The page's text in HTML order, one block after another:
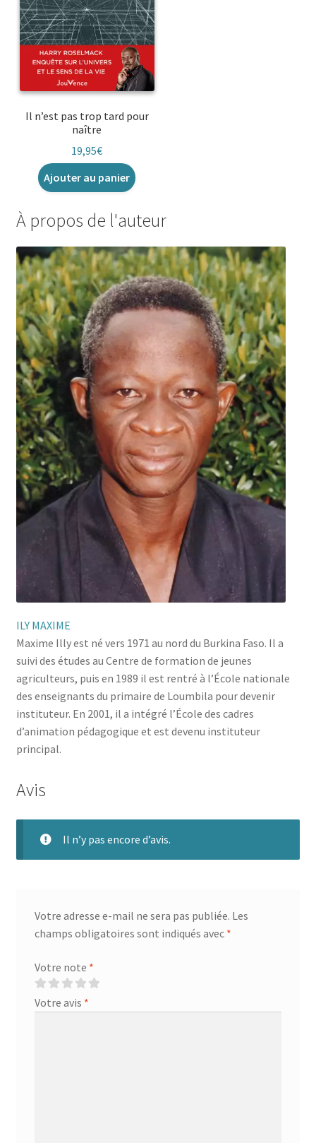
Il n’est pas trop tard pour
naître
19,95€
Ajouter au panier
À propos de l'auteur
ILY MAXIME
Maxime Illy est né vers 1971 au nord du Burkina Faso. Il a
suivi des études au Centre de formation de jeunes
agriculteurs, puis en 1989 il est rentré à l’École nationale
des enseignants du primaire de Loumbila pour devenir
instituteur. En 2001, il a intégré l’École des cadres
d’animation pédagogique et est devenu instituteur
principal.
Avis
Il n’y pas encore d’avis.
Votre adresse e-mail ne sera pas publiée. Les
champs obligatoires sont indiqués avec *
Votre note *
Votre avis *